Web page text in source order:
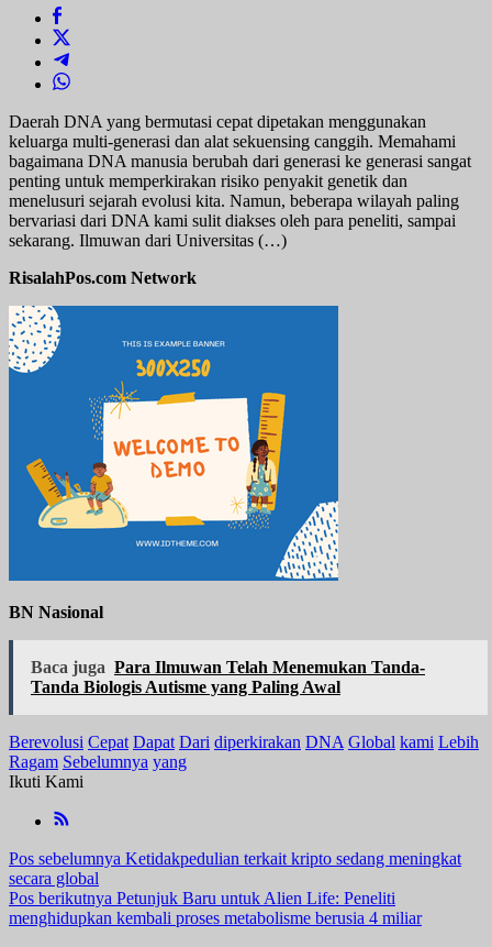
Daerah DNA yang bermutasi cepat dipetakan menggunakan
keluarga multi-generasi dan alat sekuensing canggih. Memahami
bagaimana DNA manusia berubah dari generasi ke generasi sangat
penting untuk memperkirakan risiko penyakit genetik dan
menelusuri sejarah evolusi kita. Namun, beberapa wilayah paling
bervariasi dari DNA kami sulit diakses oleh para peneliti, sampai
sekarang. Ilmuwan dari Universitas (…)
RisalahPos.com Network
BN Nasional
Baca juga Para Ilmuwan Telah Menemukan Tanda-
Tanda Biologis Autisme yang Paling Awal
Berevolusi Cepat Dapat Dari diperkirakan DNA Global kami Lebih
Ragam Sebelumnya yang
Ikuti Kami
Navigasi
pos
Pos sebelumnya Ketidakpedulian terkait kripto sedang meningkat
secara global
Pos berikutnya Petunjuk Baru untuk Alien Life: Peneliti
menghidupkan kembali proses metabolisme berusia 4 miliar